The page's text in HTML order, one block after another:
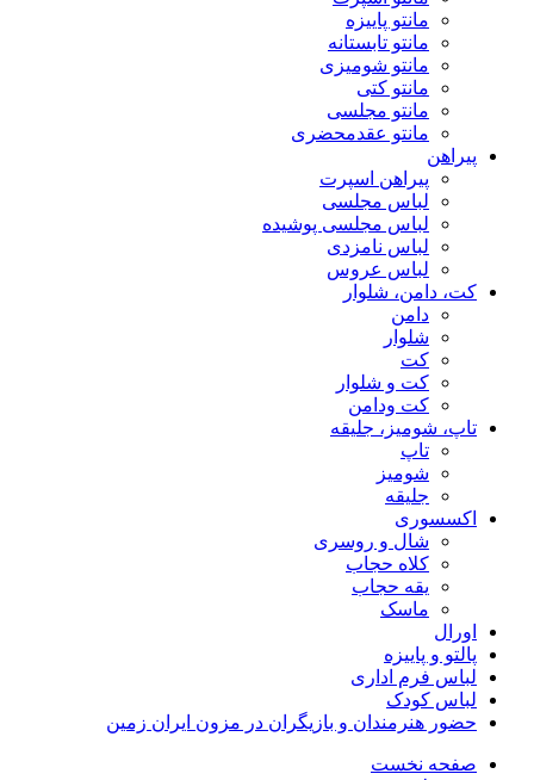
مانتو پاییزه
مانتو تابستانه
مانتو شومیزی
مانتو کتی
مانتو مجلسی
مانتو عقد‌محضری
پیراهن
پیراهن اسپرت
لباس مجلسی
لباس مجلسی پوشیده
لباس نامزدی
لباس عروس
کت، دامن، شلوار
دامن
شلوار
کت
کت و شلوار
کت ودامن
تاپ، شومیز، جلیقه
تاپ
شومیز
جلیقه
اکسسوری
شال و روسری
کلاه حجاب
یقه حجاب
ماسک
اورال
پالتو و پاییزه
لباس فرم اداری
لباس کودک
حضور هنرمندان و بازیگران در مزون ایران زمین
صفحه نخست